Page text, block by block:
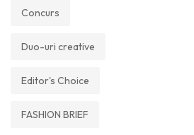
Concurs
Duo-uri creative
Editor's Choice
FASHION BRIEF